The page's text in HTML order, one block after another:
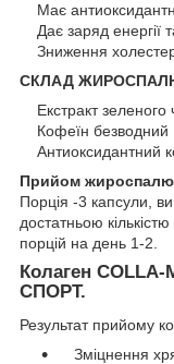
Має
Дає заряд енергії
Зниження
СКЛАД
Екстракт зеленого
Кофеїн безводний
Антиоксидантний
Прийом
Порція -3 капсули,
достатньою
порцій на день 1-2.
Колаген
СПОРТ.
Результат прийому
Зміцнення